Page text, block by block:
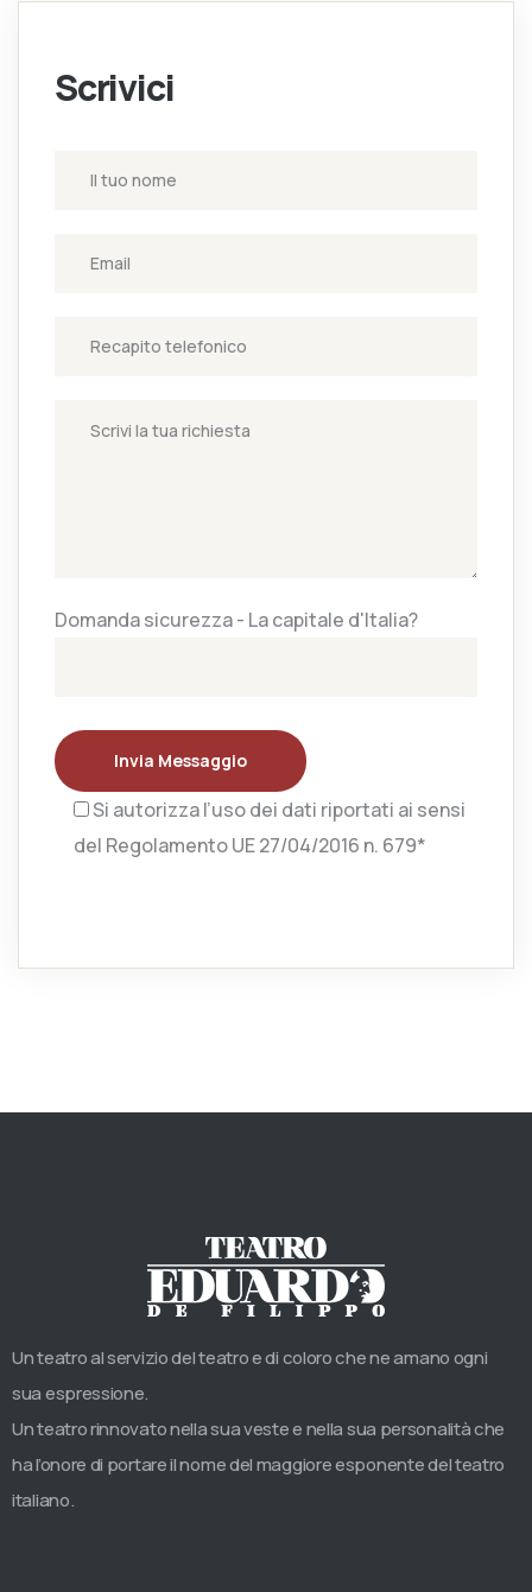
Scrivici
Domanda sicurezza - La capitale d'Italia?
Invia Messaggio
Si autorizza l’uso dei dati riportati ai sensi
del Regolamento UE 27/04/2016 n. 679*
Un teatro al servizio del teatro e di coloro che ne amano ogni
sua espressione.
Un teatro rinnovato nella sua veste e nella sua personalità che
ha l’onore di portare il nome del maggiore esponente del teatro
italiano.